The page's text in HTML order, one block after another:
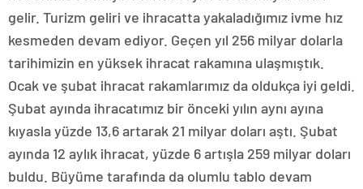
gelir. Turizm geliri ve ihracatta yakaladığımız ivme hız
kesmeden devam ediyor. Geçen yıl 256 milyar dolarla
tarihimizin en yüksek ihracat rakamına ulaşmıştık.
Ocak ve şubat ihracat rakamlarımız da oldukça iyi geldi.
Şubat ayında ihracatımız bir önceki yılın aynı ayına
kıyasla yüzde 13,6 artarak 21 milyar doları aştı. Şubat
ayında 12 aylık ihracat, yüzde 6 artışla 259 milyar doları
buldu. Büyüme tarafında da olumlu tablo devam